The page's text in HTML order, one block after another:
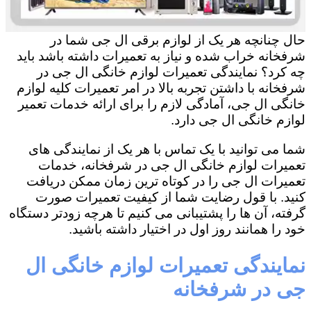
حال چنانچه هر یک از لوازم برقی ال جی شما در
شرفخانه خراب شده و نیاز به تعمیرات داشته باشد باید
چه کرد؟ نمایندگی تعمیرات لوازم خانگی ال جی در
شرفخانه با داشتن تجربه بالا در امر تعمیرات کلیه لوازم
خانگی ال جی، آمادگی لازم را برای ارائه خدمات تعمیر
لوازم خانگی ال جی دارد.
شما می توانید با یک تماس با هر یک از نمایندگی های
تعمیرات لوازم خانگی ال جی در شرفخانه، خدمات
تعمیرات ال جی را در کوتاه ترین زمان ممکن دریافت
کنید. با قول رضایت شما از کیفیت تعمیرات صورت
گرفته، آن ها را پشتیبانی می کنیم تا هرچه زودتر دستگاه
خود را همانند روز اول در اختیار داشته باشید.
نمایندگی تعمیرات لوازم خانگی ال
جی در شرفخانه